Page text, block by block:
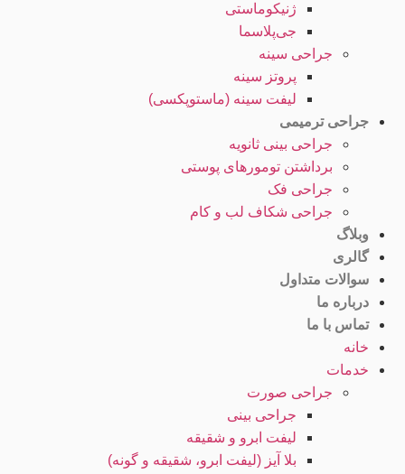
ژنیکوماستی
جی‌پلاسما
جراحی سینه
پروتز سینه
لیفت سینه (ماستوپکسی)
جراحی ترمیمی
جراحی بینی ثانویه
برداشتن تومورهای پوستی
جراحی فک
جراحی شکاف لب و کام
وبلاگ
گالری
سوالات متداول
درباره ما
تماس با ما
خانه
خدمات
جراحی صورت
جراحی بینی
لیفت ابرو و شقیقه
بلا آیز (لیفت ابرو، شقیقه و گونه)